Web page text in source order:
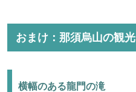
おまけ：那須烏山の観光
横幅のある龍門の滝